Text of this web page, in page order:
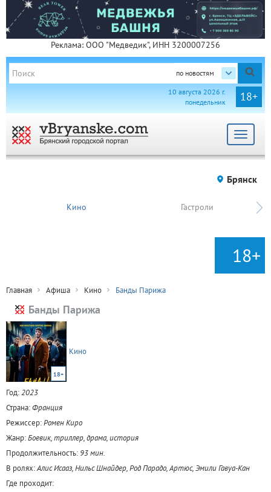
Реклама: ООО "Медведик", ИНН 3200007256
по новостям
18+
10 августа 2026 г.
понедельник
Toggle
Брянск
Кино Гастроли
18+
Главная Афиша Кино Банды Парижа
Банды Парижа
18+
Кино
Год:2023
Страна:Франция
Режиссер:Ромен Киро
Жанр:Боевик, триллер, драма, история
Продолжительность: 93 мин.
В ролях:Алис Исааз, Нильс Шнайдер, Род Парадо, Артюс, Эмили Гавуа-Кан
Где проходит: